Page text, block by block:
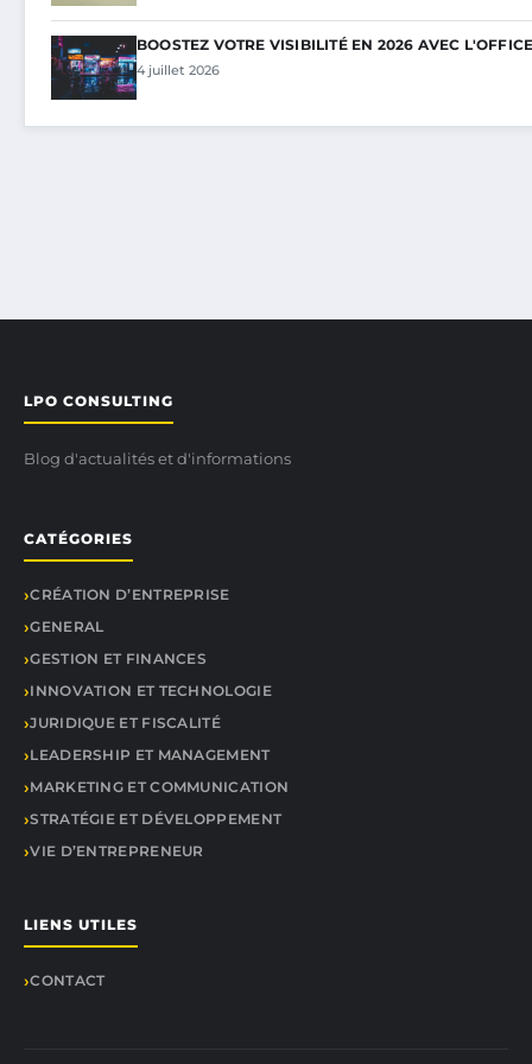
BOOSTEZ VOTRE VISIBILITÉ EN 2026 AVEC
4 juillet 2026
LPO CONSULTING
Blog d'actualités et d'informations
CATÉGORIES
CRÉATION D’ENTREPRISE
GENERAL
GESTION ET FINANCES
INNOVATION ET TECHNOLOGIE
JURIDIQUE ET FISCALITÉ
LEADERSHIP ET MANAGEMENT
MARKETING ET COMMUNICATION
STRATÉGIE ET DÉVELOPPEMENT
VIE D’ENTREPRENEUR
LIENS UTILES
CONTACT